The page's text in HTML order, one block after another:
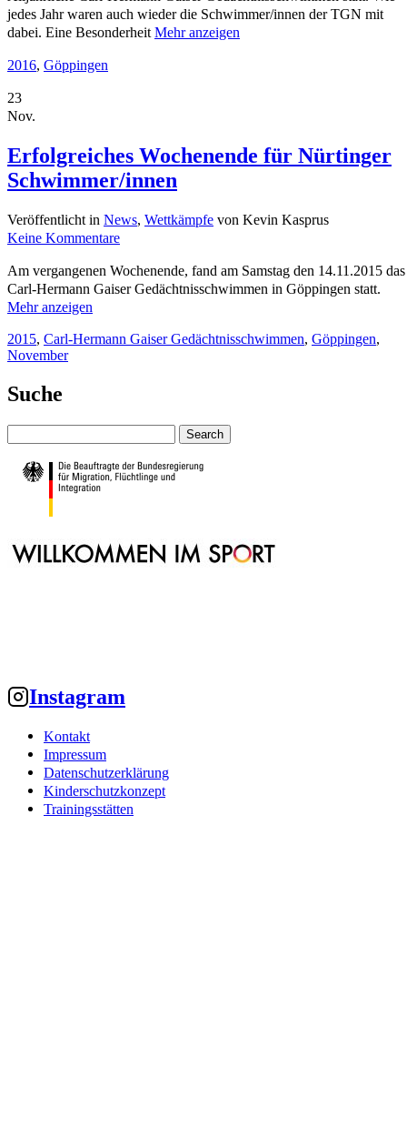
jedes Jahr waren auch wieder die Schwimmer/innen der TGN mit
dabei. Eine BesonderheitMehr anzeigen
2016, Göppingen
23
Nov.
Erfolgreiches Wochenende für Nürtinger
Schwimmer/innen
Veröffentlicht in News, Wettkämpfe von Kevin Kasprus
Keine Kommentare
Am vergangenen Wochenende, fand am Samstag den 14.11.2015 das
Carl-Hermann Gaiser Gedächtnisschwimmen in Göppingen statt.
Mehr anzeigen
2015, Carl-Hermann Gaiser Gedächtnisschwimmen, Göppingen,
November
Suche
Instagram
Kontakt
Impressum
Datenschutzerklärung
Kinderschutzkonzept
Trainingsstätten